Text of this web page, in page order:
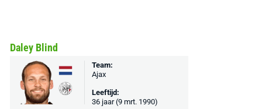
Daley Blind
Team:
Ajax
Leeftijd:
36 jaar (9 mrt. 1990)